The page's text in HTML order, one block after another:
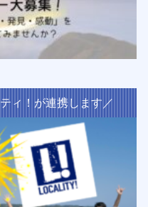
ィ！が連携します／